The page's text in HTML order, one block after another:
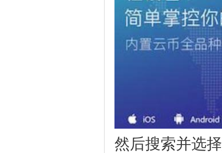
然后搜索并选